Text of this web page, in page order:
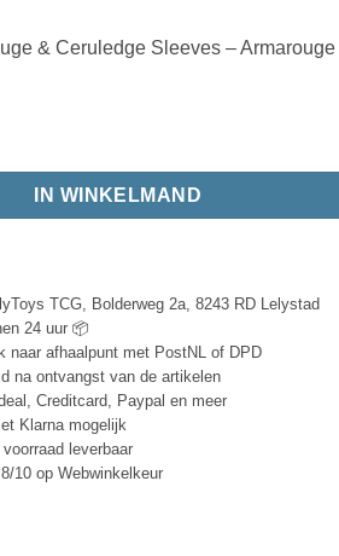
& Ceruledge Sleeves – Armarouge
IN WINKELMAND
TCG, Bolderweg 2a, 8243 RD Lelystad
24 uur 📦
naar afhaalpunt met PostNL of DPD
na ontvangst van de artikelen
Creditcard, Paypal en meer
Klarna mogelijk
leverbaar
10 op Webwinkelkeur